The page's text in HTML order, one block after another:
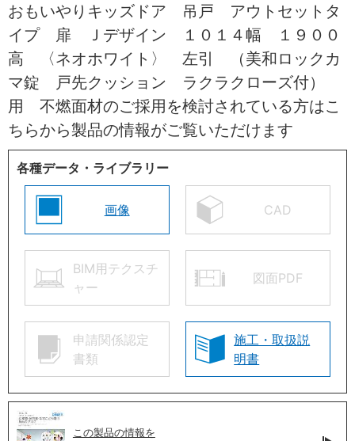
おもいやりキッズドア 吊戸 アウトセットタ
イプ 扉 Ｊデザイン １０１４幅 １９００
高 〈ネオホワイト〉 左引 （美和ロックカ
マ錠 戸先クッション ラクラクローズ付）
用 不燃面材のご採用を検討されている方はこ
ちらから製品の情報がご覧いただけます
各種データ・ライブラリー
画像 CAD
BIM用テクスチ
ャー
図面PDF
申請関係認定
書類
施工・取扱説
明書
この製品の情報を